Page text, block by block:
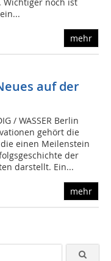
mehr
auf der
/ WASSER Berlin
gehört die
einen Meilenstein
der
darstellt. Ein...
mehr